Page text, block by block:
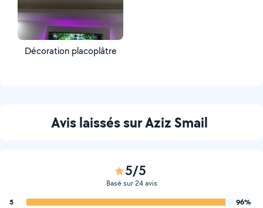
Décoration placoplâtre
Avis laissés sur Aziz Smail
5/5
Basé sur 24 avis
5
96%